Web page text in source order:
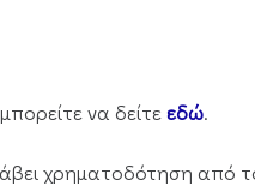
να δείτεεδώ.
χρηματοδότηση από